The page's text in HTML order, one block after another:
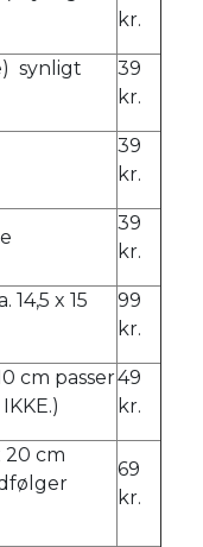
kr.
synligt
39
kr.
39
kr.
39
kr.
x 15
99
kr.
cm passer49
kr.
20 cm
69
kr.